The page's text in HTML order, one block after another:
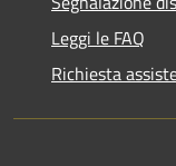
Leggi le FAQ
Richiesta